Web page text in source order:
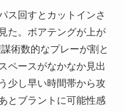
ス回すとカットインさ
た。ボアテングが上が
術数的なプレーが割と
ペースがなかなか見出
少し早い時間帯から攻
とブラントに可能性感